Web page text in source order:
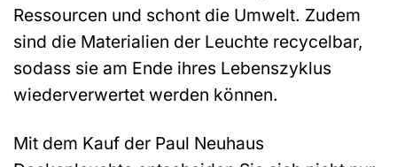
Ressourcen und schont die Umwelt. Zudem
sind die Materialien der Leuchte recycelbar,
sodass sie am Ende ihres Lebenszyklus
wiederverwertet werden können.
Mit dem Kauf der Paul Neuhaus